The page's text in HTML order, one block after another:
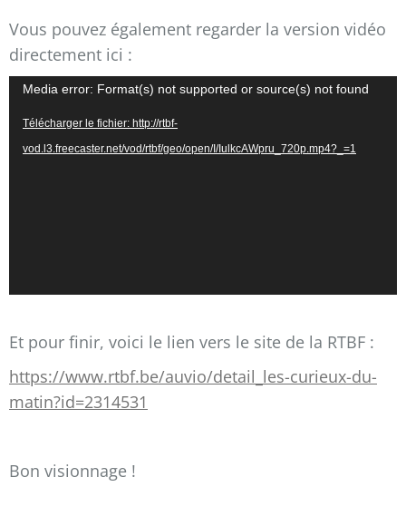
Vous pouvez également regarder la version vidéo
directement ici :
Lecteur
vidéo
Media error: Format(s) not supported or source(s) not found
Télécharger le fichier: http://rtbf-
vod.l3.freecaster.net/vod/rtbf/geo/open/I/IulkcAWpru_720p.mp4?_=1
Et pour finir, voici le lien vers le site de la RTBF :
https://www.rtbf.be/auvio/detail_les-curieux-du-
matin?id=2314531
Bon visionnage !